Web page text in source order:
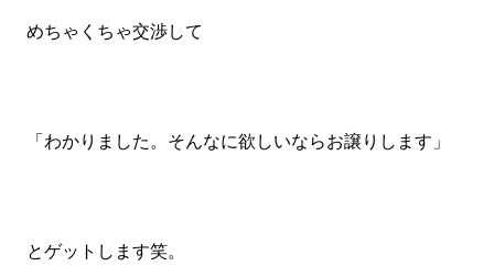
めちゃくちゃ交渉して
「わかりました。そんなに欲しいならお譲りします」
とゲットします笑。